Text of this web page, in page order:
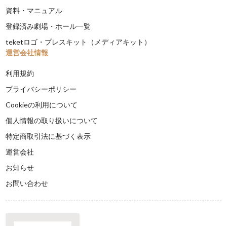
資料・マニュアル
登録済み劇場・ホール一覧
teketロゴ・プレスキット（メディアキット）
運営会社情報
利用規約
プライバシーポリシー
Cookieの利用について
個人情報の取り扱いについて
特定商取引法に基づく表示
運営会社
お知らせ
お問い合わせ